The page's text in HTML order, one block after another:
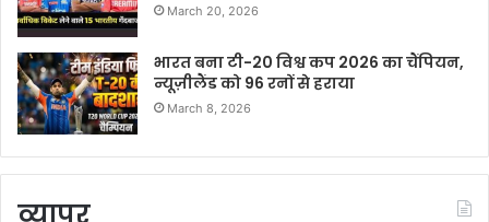
March 20, 2026
भारत बना टी-20 विश्व कप 2026 का चैंपियन,
न्यूज़ीलैंड को 96 रनों से हराया
March 8, 2026